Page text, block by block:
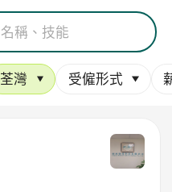
荃灣 受僱形式